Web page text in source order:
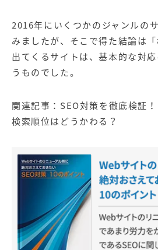
2016年にいくつかのジャンルの
みましたが、そこで得た結論は
出てくるサイトは、基本的な対
うものでした。
関連記事： SEO対策を徹底検証
検索順位はどうかわる？